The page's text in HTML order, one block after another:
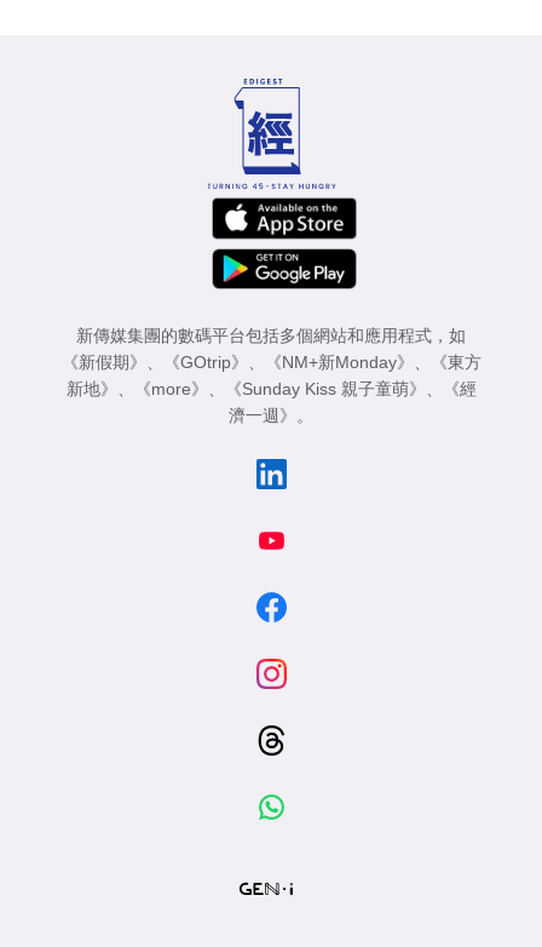
新傳媒集團的數碼平台包括多個網站和應用程式，如
《新假期》
《GOtrip》 《NM+新Monday》
《東方
新地》
《more》 《Sunday Kiss 親子童萌》
《經
濟一週》
。